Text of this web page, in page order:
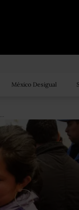
México Desigual
Cancelan por 4 años audiencias a migrantes en EU que buscan legalizar su situación